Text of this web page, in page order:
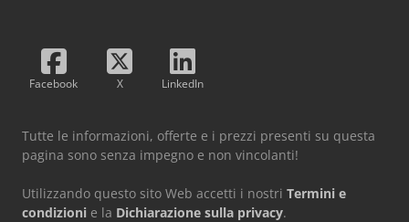
Facebook X LinkedIn
Tutte le informazioni, offerte e i prezzi presenti su questa
pagina sono senza impegno e non vincolanti!
Utilizzando questo sito Web accetti i nostri Termini e
condizioni e la Dichiarazione sulla privacy.